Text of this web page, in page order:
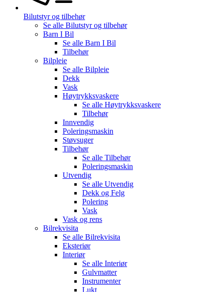
Bilutstyr og tilbehør
Se alle Bilutstyr og tilbehør
Barn I Bil
Se alle Barn I Bil
Tilbehør
Bilpleie
Se alle Bilpleie
Dekk
Vask
Høytrykksvaskere
Se alle Høytrykksvaskere
Tilbehør
Innvendig
Poleringsmaskin
Støvsuger
Tilbehør
Se alle Tilbehør
Poleringsmaskin
Utvendig
Se alle Utvendig
Dekk og Felg
Polering
Vask
Vask og rens
Bilrekvisita
Se alle Bilrekvisita
Eksteriør
Interiør
Se alle Interiør
Gulvmatter
Instrumenter
Lukt